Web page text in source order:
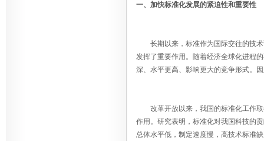
一、加快标准化发展的紧迫性和重要性
长期以来，标准作为国际交往的技术
发挥了重要作用。随着经济全球化进程
深、水平更高、影响更大的竞争形式。
改革开放以来，我国的标准化工作取
作用。研究表明，标准化对我国科技的
总体水平低，制定速度慢，高技术标准